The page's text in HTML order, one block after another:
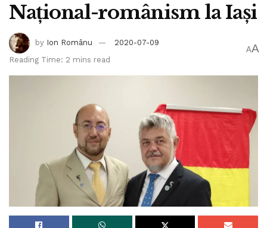
Național-românism la Iași
by Ion Românu
2020-07-09
Reading Time: 2 mins read
AA